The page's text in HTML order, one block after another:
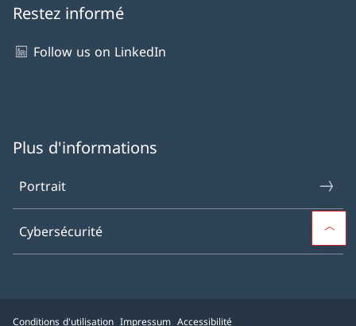
Restez informé
Follow us on LinkedIn
Plus d'informations
Portrait
Cybersécurité
Conditions d'utilisation Impressum Accessibilité